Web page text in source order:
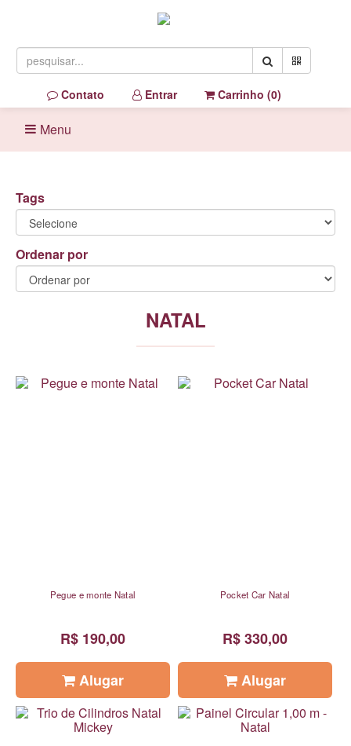
Contato Entrar Carrinho (0)
Menu
Tags
Ordenar por
NATAL
Pegue e monte Natal
R$ 190,00
Alugar
Pocket Car Natal
R$ 330,00
Alugar